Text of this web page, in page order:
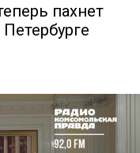
пахнет